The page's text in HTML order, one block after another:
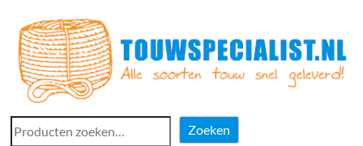
naar
inhoud
Touwspecialist.nl
Zoeken
Zoeken